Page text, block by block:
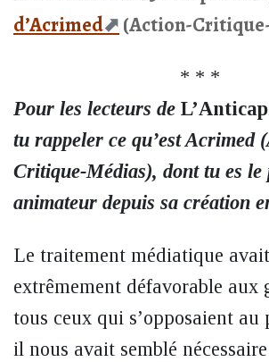
d’Acrimed
(Action-
* * *
Pour les lecteurs de
tu rappeler ce qu’est Acrimed
Critique-Médias), dont tu es
animateur depuis sa création
Le traitement médiatique
extrêmement défavorable aux
tous ceux qui s’opposaient au
il nous avait semblé